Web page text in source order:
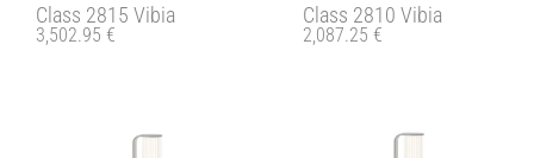
Class 2815 Vibia
3,502.95 €
Class 2810 Vibia
2,087.25 €